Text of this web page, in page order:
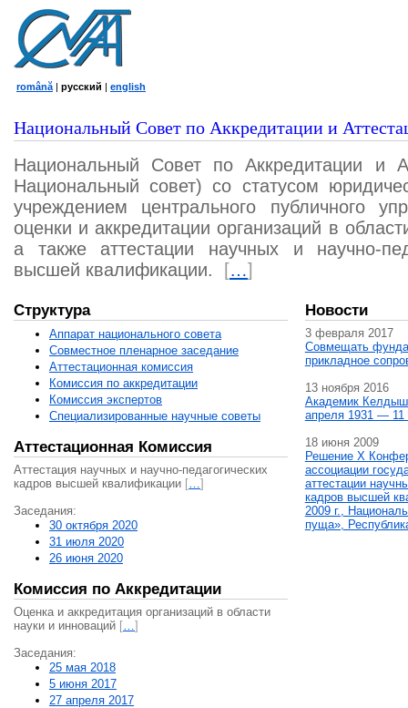
română | русский | english
Национальный Совет по Аккредитации и
Национальный Совет по Аккредитации и
Национальный совет) со статусом
учреждением центрального публичного
оценки и аккредитации организаций в
а также аттестации научных и научно-
высшей квалификации.
[…]
Структура
Аппарат национального совета
Совместное пленарное заседание
Аттестационная комисcия
Комиссия по аккредитации
Комиссия экспертов
Специализированные научные советы
Аттестационная Комиссия
Аттестация научных и научно-педагогических
кадров высшей квалификации […]
Заседания:
30 октября 2020
31 июля 2020
26 июня 2020
Комиссия по Аккредитации
Оценка и аккредитация организаций в области
науки и инноваций […]
Заседания:
25 мая 2018
5 июня 2017
27 апреля 2017
Новости
3 февраля 2017
Совмещать
прикладное
13 ноября 2016
Академик
апреля 1931 — 11
18 июня 2009
Решение X
ассоциации
аттестации
кадров высшей
2009 г.,
пуща»,